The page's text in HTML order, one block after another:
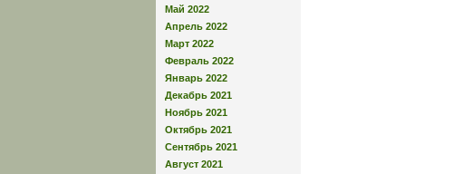
Май 2022
Апрель 2022
Март 2022
Февраль 2022
Январь 2022
Декабрь 2021
Ноябрь 2021
Октябрь 2021
Сентябрь 2021
Август 2021